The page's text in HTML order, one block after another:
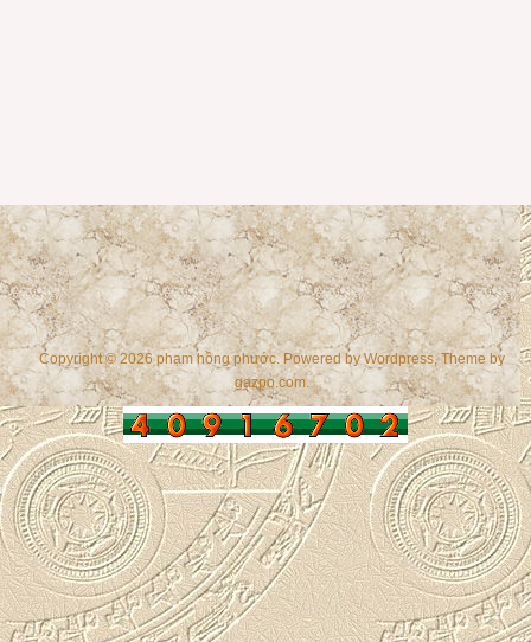
Copyright © 2026 phạm hồng phước. Powered byWordpress, Theme by
gazpo.com.